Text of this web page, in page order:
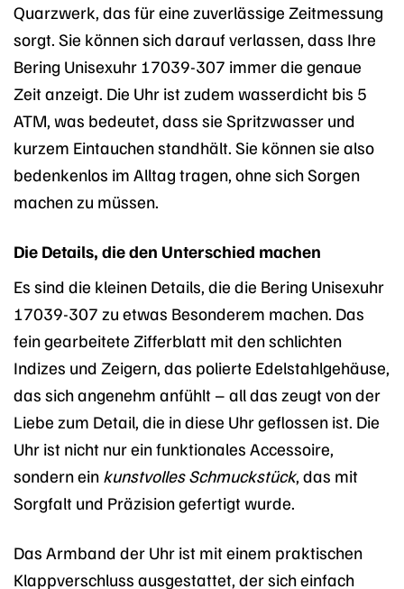
Quarzwerk, das für eine zuverlässige Zeitmessung
sorgt. Sie können sich darauf verlassen, dass Ihre
Bering Unisexuhr 17039-307 immer die genaue
Zeit anzeigt. Die Uhr ist zudem wasserdicht bis 5
ATM, was bedeutet, dass sie Spritzwasser und
kurzem Eintauchen standhält. Sie können sie also
bedenkenlos im Alltag tragen, ohne sich Sorgen
machen zu müssen.
Die Details, die den Unterschied machen
Es sind die kleinen Details, die die Bering Unisexuhr
17039-307 zu etwas Besonderem machen. Das
fein gearbeitete Zifferblatt mit den schlichten
Indizes und Zeigern, das polierte Edelstahlgehäuse,
das sich angenehm anfühlt – all das zeugt von der
Liebe zum Detail, die in diese Uhr geflossen ist. Die
Uhr ist nicht nur ein funktionales Accessoire,
sondern ein kunstvolles Schmuckstück, das mit
Sorgfalt und Präzision gefertigt wurde.
Das Armband der Uhr ist mit einem praktischen
Klappverschluss ausgestattet, der sich einfach